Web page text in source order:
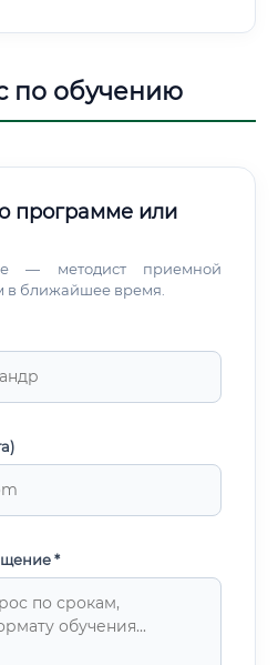
по обучению
программе или
— методист приемной
в ближайшее время.
*